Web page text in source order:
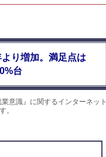
り増加。満足点は
台
意識』に関するインターネット
。